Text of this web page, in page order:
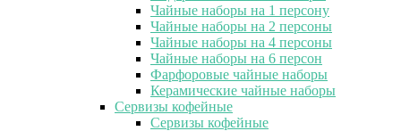
Чайные наборы на 1 персону
Чайные наборы на 2 персоны
Чайные наборы на 4 персоны
Чайные наборы на 6 персон
Фарфоровые чайные наборы
Керамические чайные наборы
Сервизы кофейные
Сервизы кофейные